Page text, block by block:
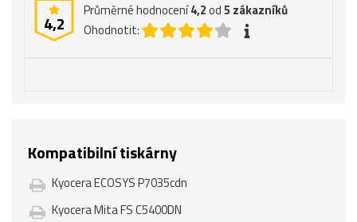
4,2
Průměrné hodnocení4,2od5 zákazníků
Ohodnotit:
Kompatibilní tiskárny
Kyocera ECOSYS P7035cdn
Kyocera Mita FS C5400DN